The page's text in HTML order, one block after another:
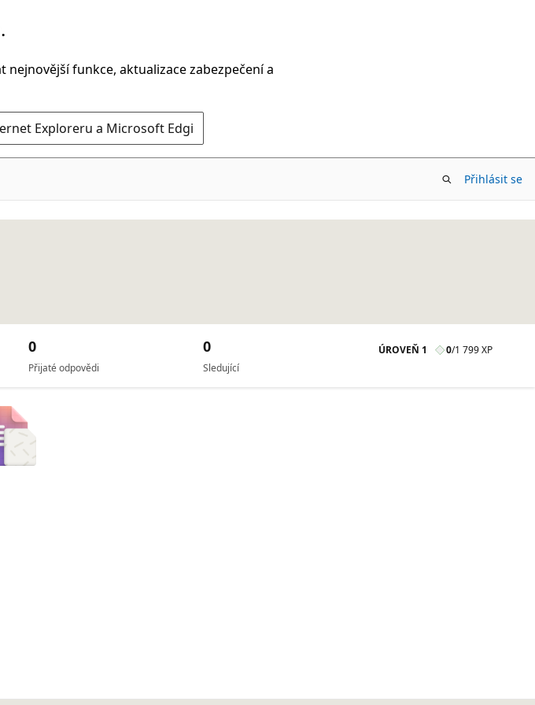
funkce, aktualizace zabezpečení a
Exploreru a Microsoft Edgi
Přihlásit se
Přijaté odpovědi
0
Sledující
0 ÚROVEŇ 1 0/1 799 XP